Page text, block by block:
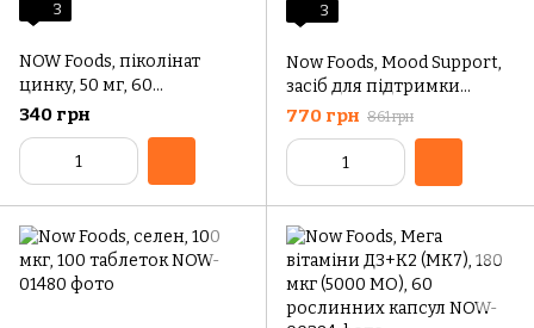
3
NOW Foods, піколінат
цинку, 50 мг, 60
веганських капсул (50 мг у
капсулі)
340 грн
3
Now Foods, Mood Support,
засіб для підтримки
настрою зі звіробоєм, 90
вегетаріанських капсул
770 грн 861 грн